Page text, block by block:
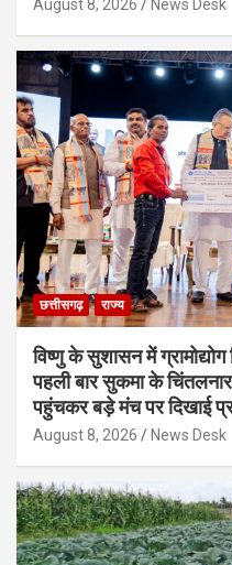
August 8, 2026 News Desk
छत्तीसगढ़ राज्य
विष्णु के सुशासन में
पहली बार सुकमा के चिंतलनार
पहुंचकर बड़े मंच पर दिखाई
August 8, 2026 News Desk